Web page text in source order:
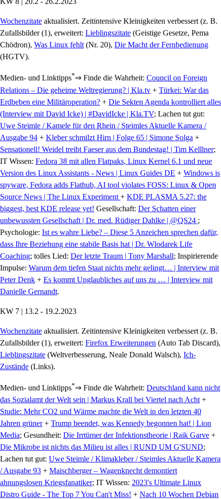
Wochenzitate aktualisiert. Zeitintensive Kleinigkeiten verbessert (z. B.
Zufallsbilder (1), erweitert: Lieblingszitate (Geistige Gesetze, Pema
Chödron), Was Linux fehlt (Nr. 20), Die Macht der Fernbedienung
(HGTV).
Medien- und Linktipps*⇒ Finde die Wahrheit: Council on Foreign
Relations – Die geheime Weltregierung? | Kla.tv + Türkei: War das
Erdbeben eine Militäroperation? + Die Sekten Agenda kontrolliert alles
(Interview mit David Icke) | #DavidIcke | Kla.TV; Lachen tut gut:
Uwe Steimle / Kamele für den Rhein / Steimles Aktuelle Kamera /
Ausgabe 94 + Kleber schmilzt Hirn | Folge 65 | Simone Solga +
Sensationell! Weidel treibt Faeser aus dem Bundestag! | Tim Kelllner;
IT Wissen: Fedora 38 mit allen Flatpaks, Linux Kernel 6.1 und neue
Version des Linux Assistants - News | Linux Guides DE + Windows is
spyware, Fedora adds Flathub, AI tool violates FOSS: Linux & Open
Source News | The Linux Experiment + KDE PLASMA 5.27: the
biggest, best KDE release yet! Gesellschaft: Der Schatten einer
unbewussten Gesellschaft | Dr. med. Rüdiger Dahlke | @QS24 ;
Psychologie: Ist es wahre Liebe? – Diese 5 Anzeichen sprechen dafür,
dass Ihre Beziehung eine stabile Basis hat | Dr. Wlodarek Life
Coaching; tolles Lied: Der letzte Traum | Tony Marshall; Inspirierende
Impulse: Warum dem tiefen Staat nichts mehr gelingt… | Interview mit
Peter Denk + Es kommt Unglaubliches auf uns zu … | Interview mit
Danielle Gernandt.
KW 7 | 13.2 - 19.2.2023
Wochenzitate aktualisiert. Zeitintensive Kleinigkeiten verbessert (z. B.
Zufallsbilder (1), erweitert: Firefox Erweiterungen (Auto Tab Discard),
Lieblingszitate (Weltverbesserung, Neale Donald Walsch), Ich-
Zustände (Links).
Medien- und Linktipps*⇒ Finde die Wahrheit: Deutschland kann nicht
das Sozialamt der Welt sein | Markus Krall bei Viertel nach Acht +
Studie: Mehr CO2 und Wärme machte die Welt in den letzten 40
Jahren grüner+ Trump beendet, was Kennedy begonnen hat! | Lion
Media; Gesundheit: Die Irrtümer der Infektionstheorie | Raik Garve +
Die Mikrobe ist nichts das Milieu ist alles | RUND UM G'SUND;
Lachen tut gut: Uwe Steimle / Klimakleber / Steimles Aktuelle Kamera
/ Ausgabe 93 + Maischberger – Wagenknecht demontiert
ahnungslosen Kriegsfanatiker; IT Wissen: 2023's Ultimate Linux
Distro Guide - The Top 7 You Can't Miss! + Nach 10 Wochen Debian